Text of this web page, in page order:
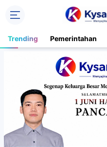
Trending Pemerintahan